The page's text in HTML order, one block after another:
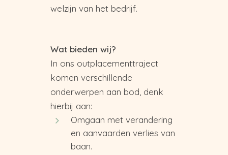
welzijn van het bedrijf.
Wat bieden wij?
In ons outplacementtraject
komen verschillende
onderwerpen aan bod, denk
hierbij aan:
Omgaan met verandering
en aanvaarden verlies van
baan.